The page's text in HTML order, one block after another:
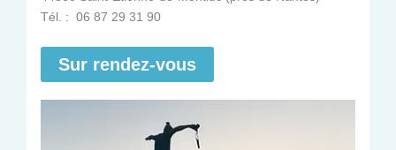
Tél. : 06 87 29 31 90
Sur rendez-vous